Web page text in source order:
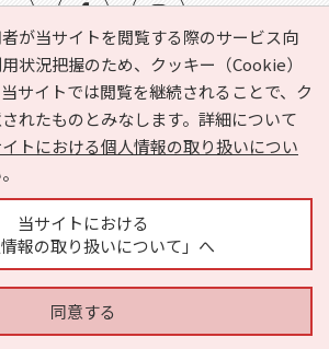
が当サイトを閲覧する際のサービス向
状況把握のため、クッキー（Cookie）
サイトでは閲覧を継続されることで、ク
れたものとみなします。詳細について
イトにおける個人情報の取り扱いについ
当サイトにおける
情報の取り扱いについて」へ
同意する
タ）とは？ お気に入り
ヘルプ
情報の取り扱いについて
運営会社
広告掲載に関するお問い合わせ
© HYOJITO.Co.,Ltd. All Rights Reserved.